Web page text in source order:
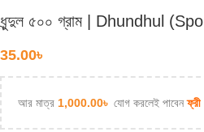
ধুন্দুল ৫০০ গ্রাম | Dhundhul
35.00৳
আর মাত্র 1,000.00৳ যোগ করলেই পাবেনফ্রী